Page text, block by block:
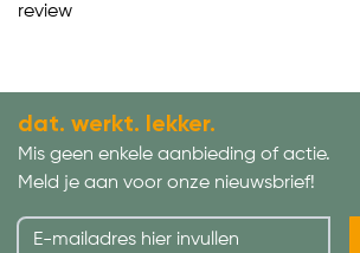
review
dat. werkt. lekker.
Mis geen enkele aanbieding of actie.
Meld je aan voor onze nieuwsbrief!